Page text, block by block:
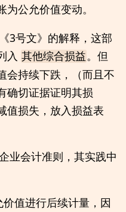
公允价值变动。
3号文》的解释，这部
入 其他综合损益 。但
会持续下跌，（而且不
确切证据证明其损
值损失，放入损益表
业会计准则，其实践中
值进行后续计量，因